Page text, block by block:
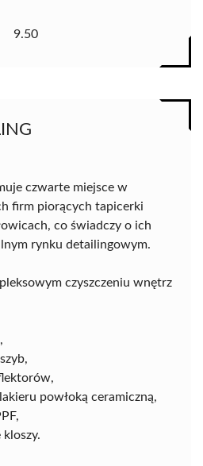
9.50
czwarte miejsce w
firm piorących tapicerki
co świadczy o ich
rynku detailingowym.
czyszczeniu wnętrz
powłoką ceramiczną,
kloszy.